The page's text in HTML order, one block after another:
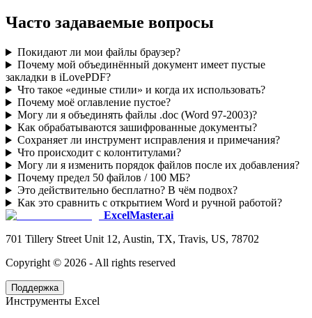
Часто задаваемые вопросы
Покидают ли мои файлы браузер?
Почему мой объединённый документ имеет пустые
закладки в iLovePDF?
Что такое «единые стили» и когда их использовать?
Почему моё оглавление пустое?
Могу ли я объединять файлы .doc (Word 97-2003)?
Как обрабатываются зашифрованные документы?
Сохраняет ли инструмент исправления и примечания?
Что происходит с колонтитулами?
Могу ли я изменить порядок файлов после их добавления?
Почему предел 50 файлов / 100 МБ?
Это действительно бесплатно? В чём подвох?
Как это сравнить с открытием Word и ручной работой?
ExcelMaster.ai
701 Tillery Street Unit 12, Austin, TX, Travis, US, 78702
Copyright © 2026 - All rights reserved
Поддержка
Инструменты Excel